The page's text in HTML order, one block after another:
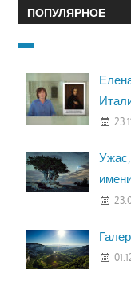
ПОПУЛЯРНОЕ